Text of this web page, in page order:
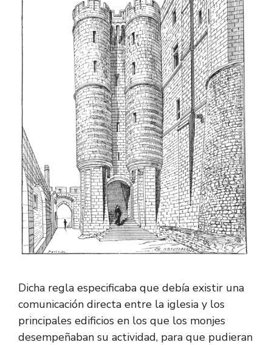
Dicha regla especificaba que debía existir una
comunicación directa entre la iglesia y los
principales edificios en los que los monjes
desempeñaban su actividad, para que pudieran